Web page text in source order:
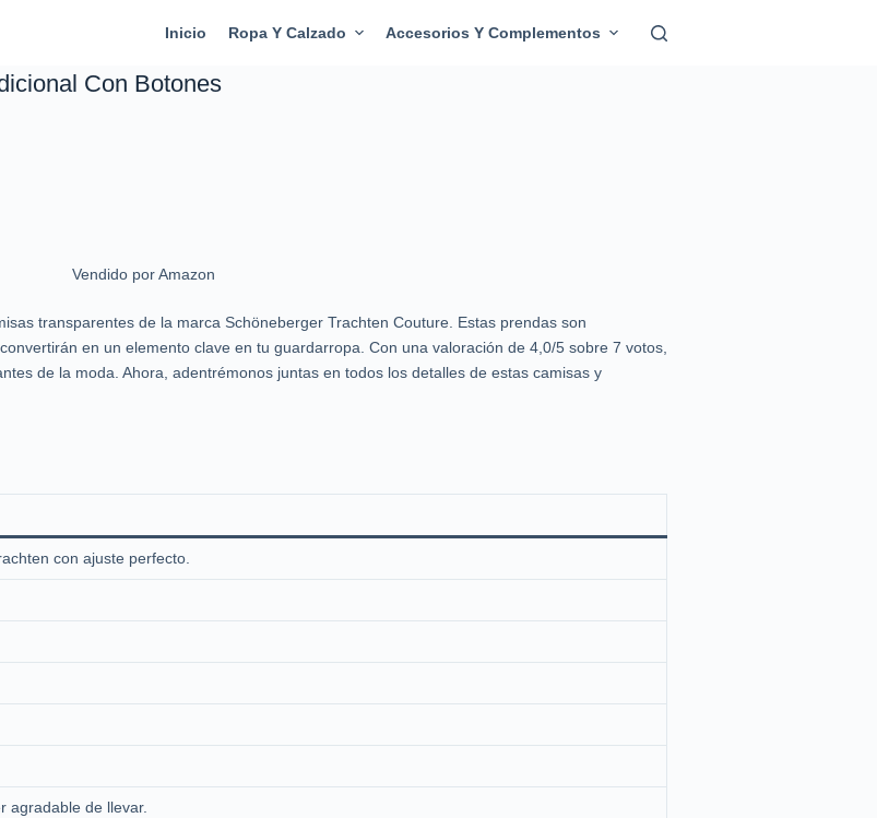
Inicio Ropa Y Calzado Accesorios Y Complementos
Con Botones
Vendido por Amazon
transparentes de la marca Schöneberger Trachten Couture. Estas prendas son
en un elemento clave en tu guardarropa. Con una valoración de 4,0/5 sobre 7 votos,
de la moda. Ahora, adentrémonos juntas en todos los detalles de estas camisas y
con ajuste perfecto.
agradable de llevar.